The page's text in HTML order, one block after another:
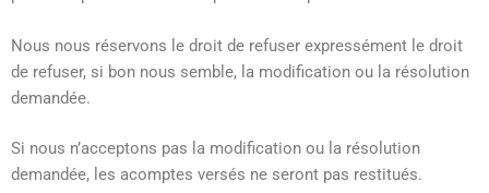
Nous nous réservons le droit de refuser expressément le droit
de refuser, si bon nous semble, la modification ou la résolution
demandée.
Si nous n’acceptons pas la modification ou la résolution
demandée, les acomptes versés ne seront pas restitués.